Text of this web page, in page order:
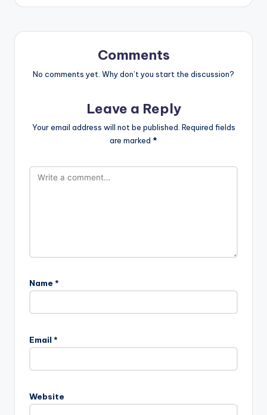
Comments
No comments yet. Why don’t you start the discussion?
Leave a Reply
Your email address will not be published. Required fields
are marked *
Name *
Email *
Website